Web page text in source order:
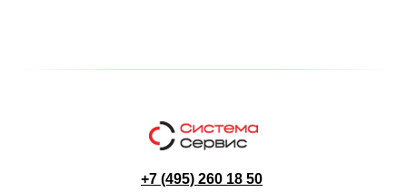
+7 (495) 260 18 50